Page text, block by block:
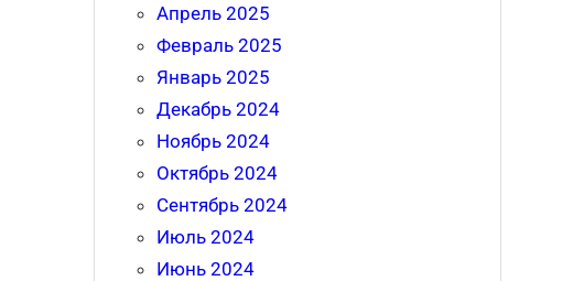
Апрель 2025
Февраль 2025
Январь 2025
Декабрь 2024
Ноябрь 2024
Октябрь 2024
Сентябрь 2024
Июль 2024
Июнь 2024